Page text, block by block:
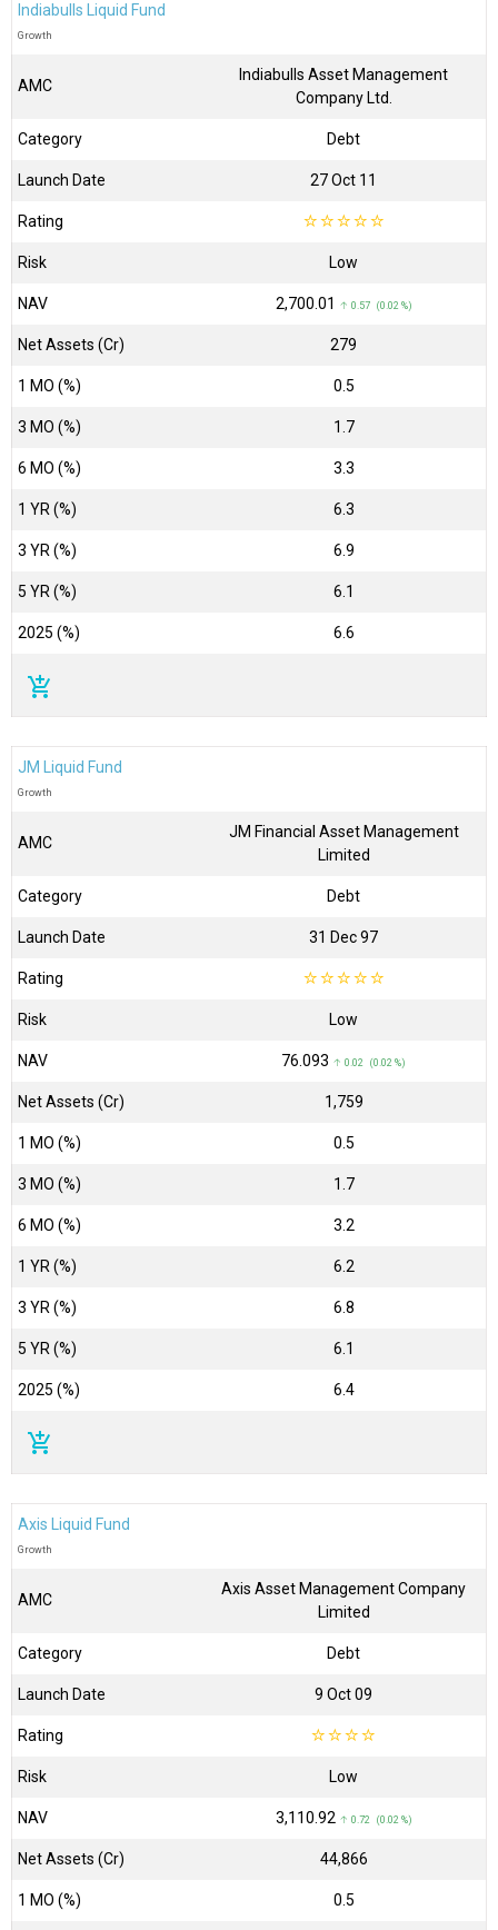
Indiabulls Liquid Fund
Growth
AMC
Indiabulls Asset Management
Company Ltd.
Category Debt
Launch Date 27 Oct 11
Rating ☆☆☆☆☆
Risk Low
NAV ₹2,700.01 ↑ 0.57 (0.02 %)
Net Assets (Cr) ₹279
1 MO (%) 0.5
3 MO (%) 1.7
6 MO (%) 3.3
1 YR (%) 6.3
3 YR (%) 6.9
5 YR (%) 6.1
2025 (%) 6.6
add_shopping_cart
JM Liquid Fund
Growth
AMC
JM Financial Asset Management
Limited
Category Debt
Launch Date 31 Dec 97
Rating ☆☆☆☆☆
Risk Low
NAV ₹76.093 ↑ 0.02 (0.02 %)
Net Assets (Cr) ₹1,759
1 MO (%) 0.5
3 MO (%) 1.7
6 MO (%) 3.2
1 YR (%) 6.2
3 YR (%) 6.8
5 YR (%) 6.1
2025 (%) 6.4
add_shopping_cart
Axis Liquid Fund
Growth
AMC
Axis Asset Management Company
Limited
Category Debt
Launch Date 9 Oct 09
Rating ☆☆☆☆
Risk Low
NAV ₹3,110.92 ↑ 0.72 (0.02 %)
Net Assets (Cr) ₹44,866
1 MO (%) 0.5